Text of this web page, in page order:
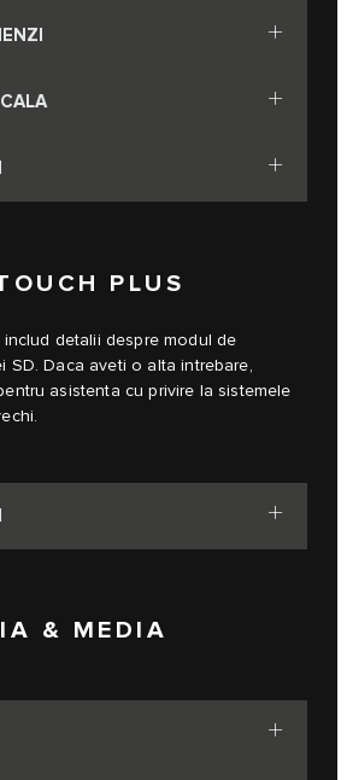
PLUS
detalii despre modul de
SD. Daca aveti o alta intrebare,
asistenta cu privire la sistemele
& MEDIA